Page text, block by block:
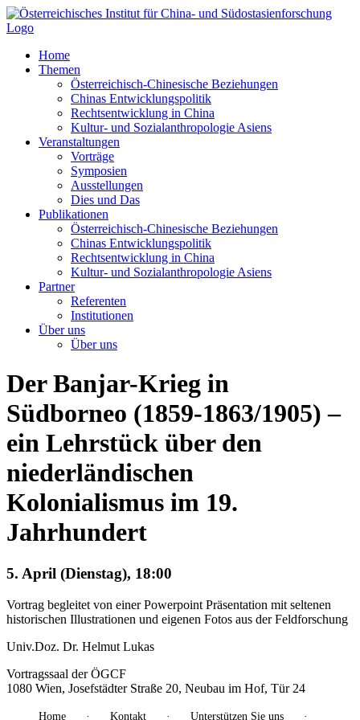
Zum
Inhalt
Home
Themen
Österreichisch-Chinesische Beziehungen
Chinas Entwicklungspolitik
Rechtsentwicklung in China
Kultur- und Sozialanthropologie Asiens
Veranstaltungen
Vorträge
Symposien
Ausstellungen
Dies und Das
Publikationen
Österreichisch-Chinesische Beziehungen
Chinas Entwicklungspolitik
Rechtsentwicklung in China
Kultur- und Sozialanthropologie Asiens
Partner
Referenten
Institutionen
Über uns
Über uns
Der Banjar-Krieg in
Südborneo (1859-1863/1905) –
ein Lehrstück über den
niederländischen
Kolonialismus im 19.
Jahrhundert
5. April (Dienstag), 18:00
Vortrag begleitet von einer Powerpoint Präsentation mit seltenen
historischen Illustrationen und eigenen Fotos aus der Feldforschung
Univ.Doz. Dr. Helmut Lukas
Vortragssaal der ÖGCF
1080 Wien, Josefstädter Straße 20, Neubau im Hof, Tür 24
Home Kontakt Unterstützen Sie uns